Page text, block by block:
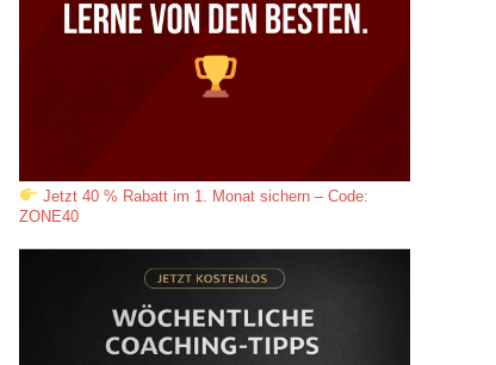
Jetzt 40 % Rabatt im 1. Monat sichern – Code:
ZONE40